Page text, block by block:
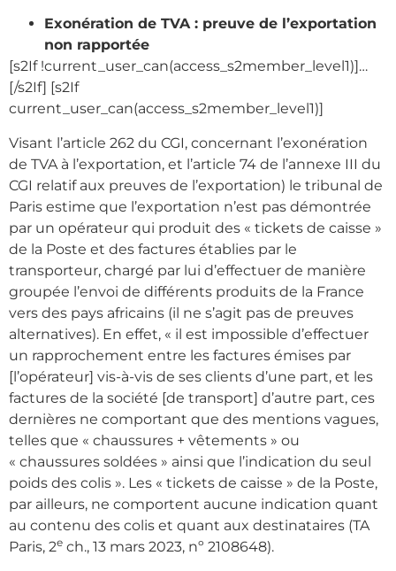
Exonération de TVA : preuve de l’exportation
non rapportée
[s2If !current_user_can(access_s2member_level1)]…
[/s2If] [s2If
current_user_can(access_s2member_level1)]
Visant l’article 262 du CGI, concernant l’exonération
de TVA à l’exportation, et l’article 74 de l’annexe III du
CGI relatif aux preuves de l’exportation) le tribunal de
Paris estime que l’exportation n’est pas démontrée
par un opérateur qui produit des « tickets de caisse »
de la Poste et des factures établies par le
transporteur, chargé par lui d’effectuer de manière
groupée l’envoi de différents produits de la France
vers des pays africains (il ne s’agit pas de preuves
alternatives). En effet, « il est impossible d’effectuer
un rapprochement entre les factures émises par
[l’opérateur] vis-à-vis de ses clients d’une part, et les
factures de la société [de transport] d’autre part, ces
dernières ne comportant que des mentions vagues,
telles que « chaussures + vêtements » ou
« chaussures soldées » ainsi que l’indication du seul
poids des colis ». Les « tickets de caisse » de la Poste,
par ailleurs, ne comportent aucune indication quant
au contenu des colis et quant aux destinataires (TA
Paris, 2e ch., 13 mars 2023, nº 2108648).